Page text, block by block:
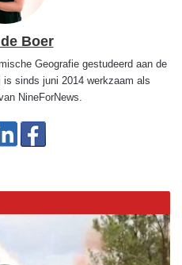
Boer
Geografie gestudeerd aan de
sinds juni 2014 werkzaam als
NineForNews.